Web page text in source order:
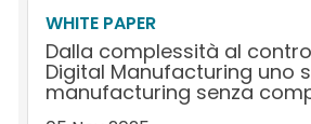
WHITE PAPER
Dalla complessità al
Digital Manufacturing uno
manufacturing senza